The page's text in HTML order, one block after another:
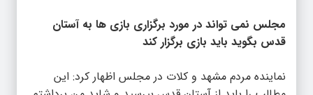
مجلس نمی تواند در مورد برگزاری بازی ها به آستان
قدس بگوید باید بازی برگزار کند
نماینده مردم مشهد و کلات در مجلس اظهار کرد: این